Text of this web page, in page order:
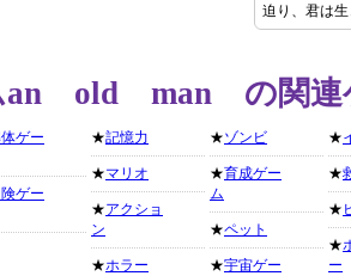
迫り、君は
an old man の関連
ゲー
ゲー
★記憶力
★マリオ
★アクショ
ン
★ホラー
★ゾンビ
★育成ゲー
ム
★ペット
★宇宙ゲー
★
★
★
★
ー